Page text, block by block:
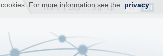
IT EN
Home| Login|Sign Up
For more information see the
privacy